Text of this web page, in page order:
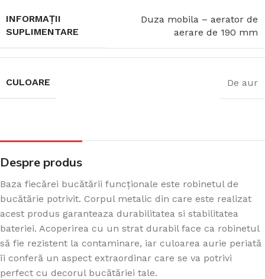
INFORMAȚII
SUPLIMENTARE
Duza mobila – aerator de
aerare de 190 mm
CULOARE De aur
Despre produs
Baza fiecărei bucătării funcționale este robinetul de
bucătărie potrivit. Corpul metalic din care este realizat
acest produs garanteaza durabilitatea si stabilitatea
bateriei. Acoperirea cu un strat durabil face ca robinetul
să fie rezistent la contaminare, iar culoarea aurie periată
îi conferă un aspect extraordinar care se va potrivi
perfect cu decorul bucătăriei tale.